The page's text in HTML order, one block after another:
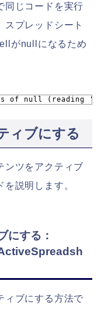
同じコードを実行
プレッドシート
がnullになるため
of null (reading
ィブにする
ンツをアクティブ
説明します。
にする：
ィブにする方法で